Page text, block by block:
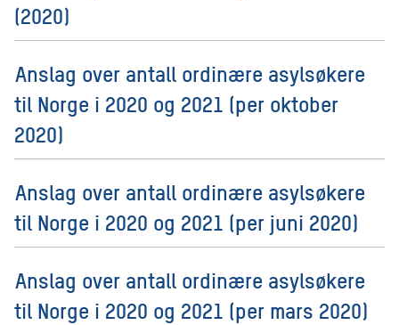
(2020)
Anslag over antall ordinære asylsøkere
til Norge i 2020 og 2021 (per oktober
2020)
Anslag over antall ordinære asylsøkere
til Norge i 2020 og 2021 (per juni 2020)
Anslag over antall ordinære asylsøkere
til Norge i 2020 og 2021 (per mars 2020)